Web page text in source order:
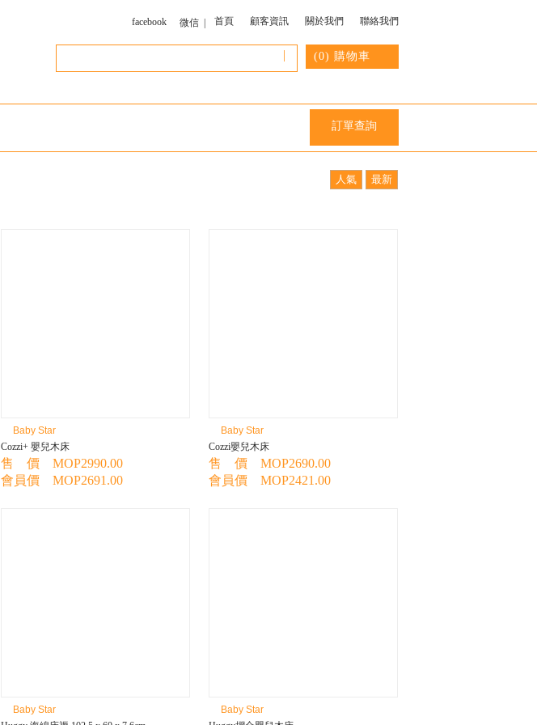
facebook 微信 | 首頁 顧客資訊 關於我們 聯絡我們
(0) 購物車
|
訂單查詢
Baby Star
Cozzi+ 嬰兒木床
售 價 MOP2990.00
會員價 MOP2691.00
Baby Star
Cozzi嬰兒木床
售 價 MOP2690.00
會員價 MOP2421.00
Baby Star
Baby Star